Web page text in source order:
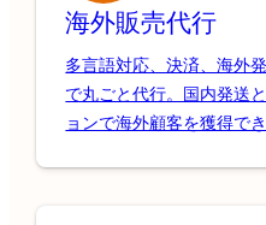
海外販売代行
多言語対応、決済、海外
で丸ごと代行。国内発送
ョンで海外顧客を獲得でき